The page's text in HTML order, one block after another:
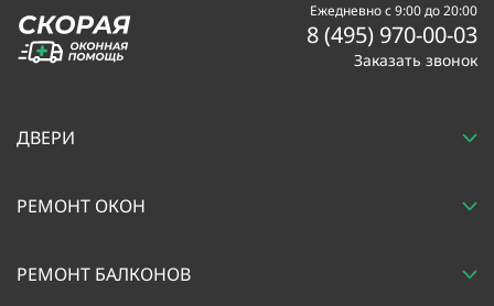
Ежедневно с 9:00 до 20:00
8 (495) 970-00-03
Заказать звонок
ДВЕРИ
РЕМОНТ ОКОН
РЕМОНТ БАЛКОНОВ